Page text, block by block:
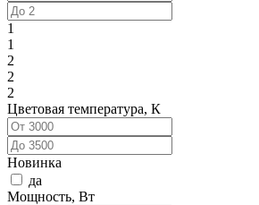
1
1
2
2
2
Цветовая температура, К
Новинка
да
Мощность, Вт